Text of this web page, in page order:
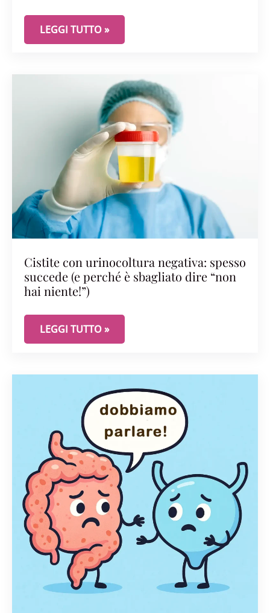
CISTITE BATTERICA E CISTITE ABATTERICA: COME
LEGGI TUTTO »
Cistite con urinocoltura negativa: spesso
succede (e perché è sbagliato dire “non
hai niente!”)
CISTITE CON URINOCOLTURA NEGATIVA: SPESSO
LEGGI TUTTO »